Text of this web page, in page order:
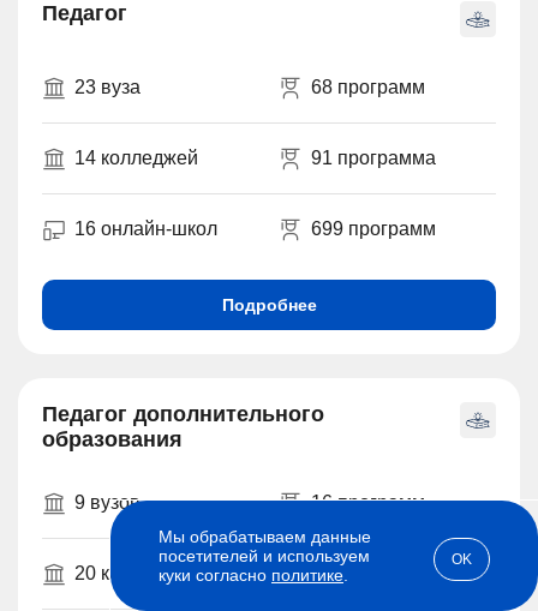
Педагог
23 вуза 68 программ
14 колледжей 91 программа
16 онлайн-школ 699 программ
Подробнее
Педагог дополнительного
образования
9 вузов 16 программ
20 колледжей 112 программ
Мы обрабатываем данные
посетителей и используем
куки согласно политике
OK